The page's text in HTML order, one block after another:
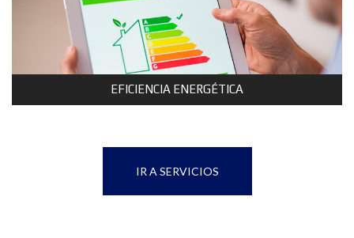
EFICIENCIA ENERGÉTICA
IR A SERVICIOS